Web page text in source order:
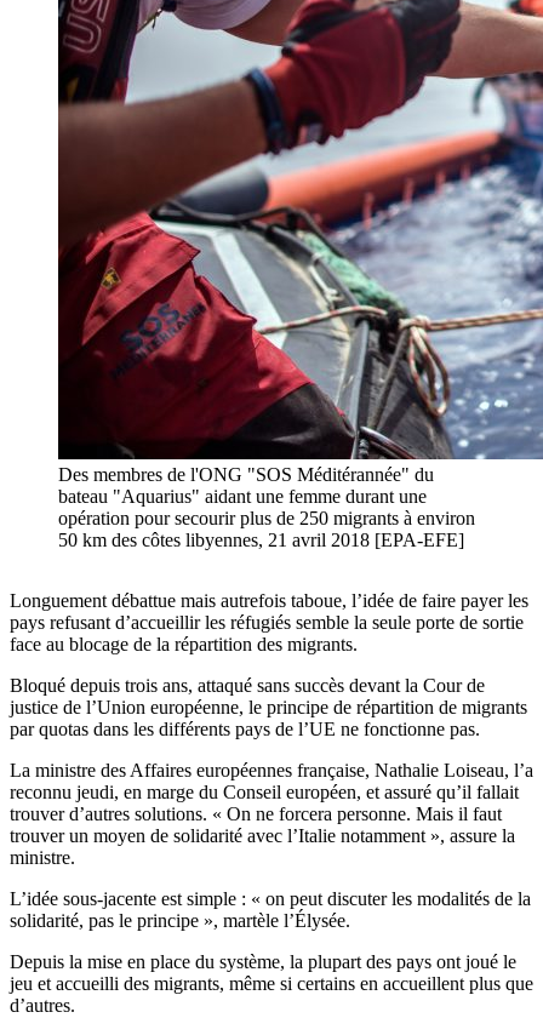
Des membres de l'ONG "SOS Méditérannée" du
bateau "Aquarius" aidant une femme durant une
opération pour secourir plus de 250 migrants à environ
50 km des côtes libyennes, 21 avril 2018 [EPA-EFE]
Longuement débattue mais autrefois taboue, l’idée de faire payer les
pays refusant d’accueillir les réfugiés semble la seule porte de sortie
face au blocage de la répartition des migrants.
Bloqué depuis trois ans, attaqué sans succès devant la Cour de
justice de l’Union européenne, le principe de répartition de migrants
par quotas dans les différents pays de l’UE ne fonctionne pas.
La ministre des Affaires européennes française, Nathalie Loiseau, l’a
reconnu jeudi, en marge du Conseil européen, et assuré qu’il fallait
trouver d’autres solutions. « On ne forcera personne. Mais il faut
trouver un moyen de solidarité avec l’Italie notamment », assure la
ministre.
L’idée sous-jacente est simple : « on peut discuter les modalités de la
solidarité, pas le principe », martèle l’Élysée.
Depuis la mise en place du système, la plupart des pays ont joué le
jeu et accueilli des migrants, même si certains en accueillent plus que
d’autres.